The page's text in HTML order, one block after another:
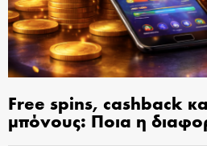
Free spins, cashback
μπόνους: Ποια η